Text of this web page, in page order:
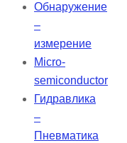
Обнаружение
–
измерение
Micro-
semiconductor
Гидравлика
–
Пневматика